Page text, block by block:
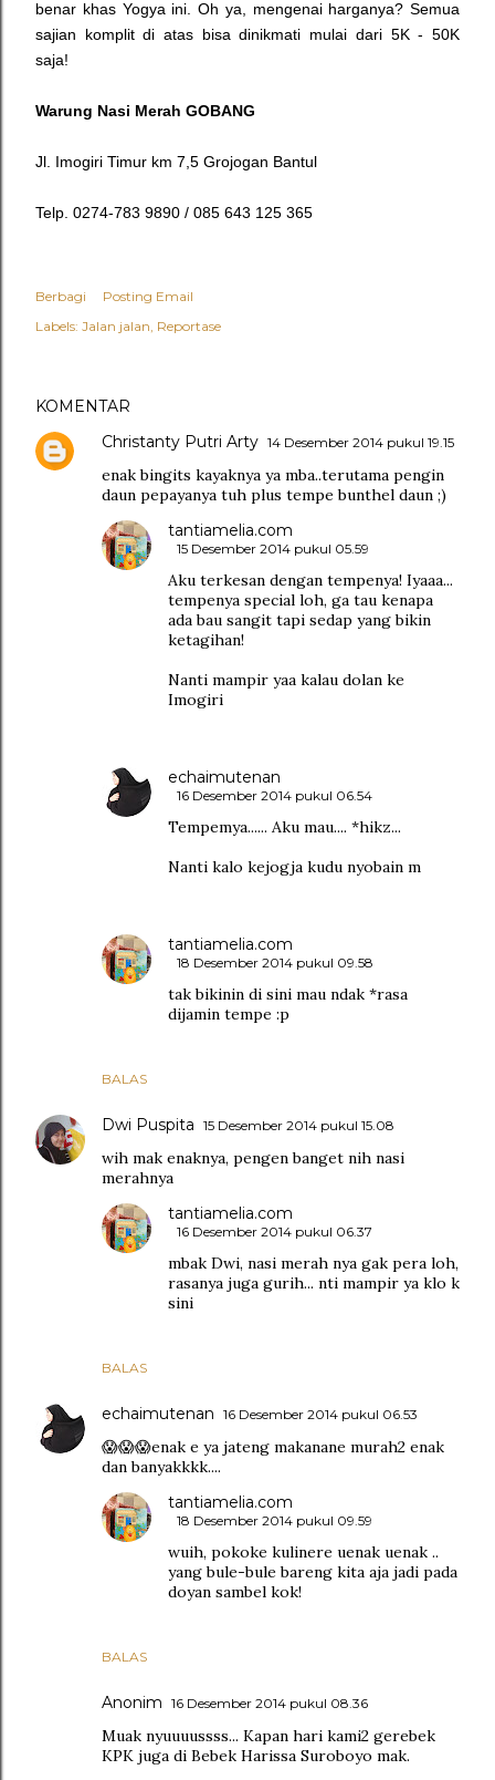
benar khas Yogya ini. Oh ya, mengenai harganya? Semua
sajian komplit di atas bisa dinikmati mulai dari 5K - 50K
saja!
Warung Nasi Merah GOBANG
Jl. Imogiri Timur km 7,5 Grojogan Bantul
Telp. 0274-783 9890 / 085 643 125 365
Berbagi
Posting Email
Labels: Jalan jalan Reportase
KOMENTAR
Christanty Putri Arty 14 Desember 2014 pukul 19.15
enak bingits kayaknya ya mba..terutama pengin
daun pepayanya tuh plus tempe bunthel daun ;)
BALAS
tantiamelia.com
15 Desember 2014 pukul 05.59
Aku terkesan dengan tempenya! Iyaaa...
tempenya special loh, ga tau kenapa
ada bau sangit tapi sedap yang bikin
ketagihan!
Nanti mampir yaa kalau dolan ke
Imogiri
echaimutenan
16 Desember 2014 pukul 06.54
Tempemya...... Aku mau.... *hikz...
Nanti kalo kejogja kudu nyobain m
tantiamelia.com
18 Desember 2014 pukul 09.58
tak bikinin di sini mau ndak *rasa
dijamin tempe :p
Dwi Puspita 15 Desember 2014 pukul 15.08
wih mak enaknya, pengen banget nih nasi
merahnya
BALAS
tantiamelia.com
16 Desember 2014 pukul 06.37
mbak Dwi, nasi merah nya gak pera loh,
rasanya juga gurih... nti mampir ya klo k
sini
echaimutenan 16 Desember 2014 pukul 06.53
😱😱😱enak e ya jateng makanane murah2 enak
dan banyakkkk....
BALAS
tantiamelia.com
18 Desember 2014 pukul 09.59
wuih, pokoke kulinere uenak uenak ..
yang bule-bule bareng kita aja jadi pada
doyan sambel kok!
Anonim 16 Desember 2014 pukul 08.36
Muak nyuuuussss... Kapan hari kami2 gerebek
KPK juga di Bebek Harissa Suroboyo mak.